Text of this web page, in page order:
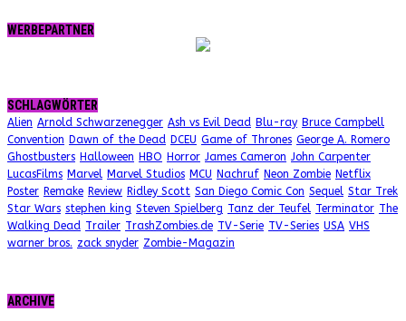
WERBEPARTNER
SCHLAGWÖRTER
Alien Arnold Schwarzenegger Ash vs Evil Dead Blu-ray Bruce Campbell
Convention Dawn of the Dead DCEU Game of Thrones George A. Romero
Ghostbusters Halloween HBO Horror James Cameron John Carpenter
LucasFilms Marvel Marvel Studios MCU Nachruf Neon Zombie Netflix
Poster Remake Review Ridley Scott San Diego Comic Con Sequel Star Trek
Star Wars stephen king Steven Spielberg Tanz der Teufel Terminator The
Walking Dead Trailer TrashZombies.de TV-Serie TV-Series USA VHS
warner bros. zack snyder Zombie-Magazin
ARCHIVE